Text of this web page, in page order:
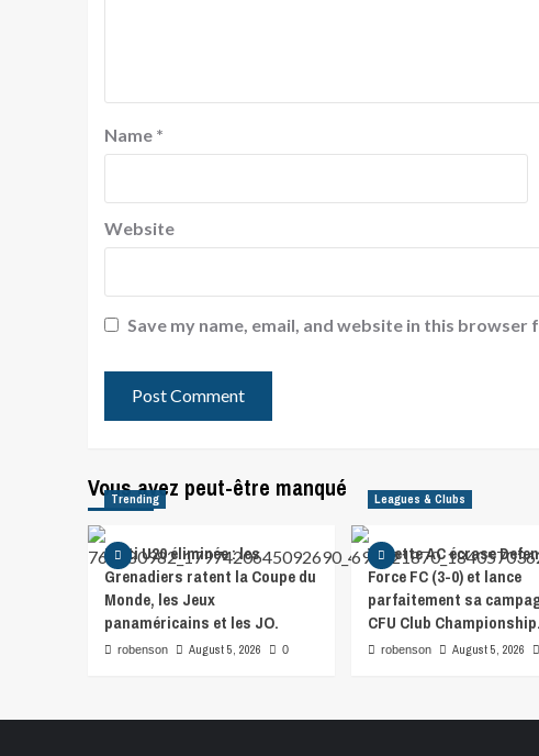
Name *
Website
Save my name, email, and website in this
Vous avez peut-être manqué
Trending
Haïti U20 éliminée : les
Grenadiers ratent la Coupe du
Monde, les Jeux
panaméricains et les JO.
robenson August 5, 2026 0
Leagues & Clubs
Violette AC écrase
Force FC (3-0) et lance
parfaitement sa
CFU Club Championship.
robenson August 5, 2026